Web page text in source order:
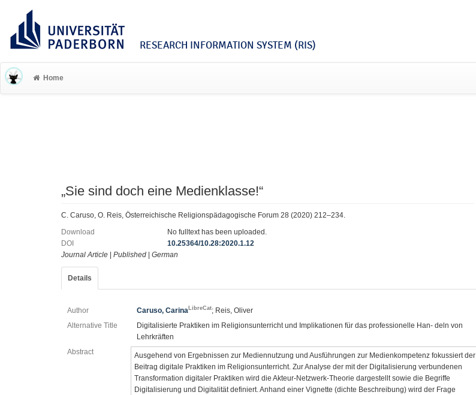
RESEARCH INFORMATION SYSTEM (RIS)
Home
„Sie sind doch eine Medienklasse!“
C. Caruso, O. Reis, Österreichische Religionspädagogische Forum 28 (2020) 212–234.
Download
No fulltext has been uploaded.
DOI
10.25364/10.28:2020.1.12
Journal Article
Published German
Details
Author Caruso, CarinaLibreCat; Reis, Oliver
Alternative Title
Digitalisierte Praktiken im Religionsunterricht und Implikationen für das professionelle Han- deln von
Lehrkräften
Abstract
Ausgehend von Ergebnissen zur Mediennutzung und Ausführungen zur Medienkompetenz fokussiert der
Beitrag digitale Praktiken im Religionsunterricht. Zur Analyse der mit der Digitalisierung verbundenen
Transformation digitaler Praktiken wird die Akteur-Netzwerk-Theorie dargestellt sowie die Begriffe
Digitalisierung und Digitalität definiert. Anhand einer Vignette (dichte Beschreibung) wird der Frage